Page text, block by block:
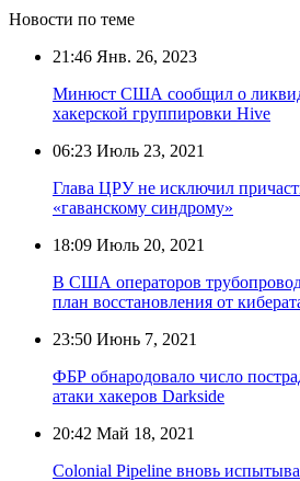
Новости по теме
21:46 Янв. 26, 2023
Минюст США сообщил о
хакерской группировки Hive
06:23 Июль 23, 2021
Глава ЦРУ не исключил
«гаванскому синдрому»
18:09 Июль 20, 2021
В США операторов
план восстановления от
23:50 Июнь 7, 2021
ФБР обнародовало число
атаки хакеров Darkside
20:42 Май 18, 2021
Colonial Pipeline вновь